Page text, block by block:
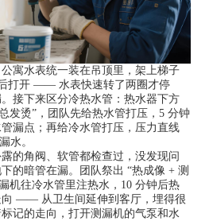
寓水表统一装在吊顶里，架上梯子
打开 —— 水表快速转了两圈才停
接下来区分冷热水管：热水器下方
发烫”，团队先给热水管打压，5 分钟
漏点；再给冷水管打压，压力直线
水。
的角阀、软管都检查过，没发现问
的暗管在漏。团队祭出 “热成像 + 测
机往冷水管里注热水，10 分钟后热
向 —— 从卫生间延伸到客厅，埋得很
记的走向，打开测漏机的气泵和水